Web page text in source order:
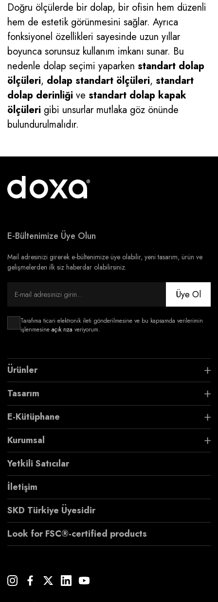
Doğru ölçülerde bir dolap, bir ofisin hem düzenli
hem de estetik görünmesini sağlar. Ayrıca
fonksiyonel özellikleri sayesinde uzun yıllar
boyunca sorunsuz kullanım imkanı sunar. Bu
nedenle dolap seçimi yaparken standart dolap
ölçüleri, dolap standart ölçüleri, standart
dolap derinliği ve standart dolap kapak
ölçüleri gibi unsurlar mutlaka göz önünde
bulundurulmalıdır.
E-Bültenimize Üye Olun
Mail adresinizi girerek e-bültenimize üye olabilir, yeni tasarım, ürün ve
gelişmelerden ilk siz haberdar olabilirsiniz.
Üye Ol
Tarafıma ticari elektronik ileti gönderilmesine ve bu kapsamda verilerimin
işlenmesine açık rıza veriyorum.
Ürünler
Tasarım
E-Kütüphane
Kurumsal
Yetkili Satıcılar
İletişim
SKD Türkiye Üyesidir
Look for FSC®-certified products